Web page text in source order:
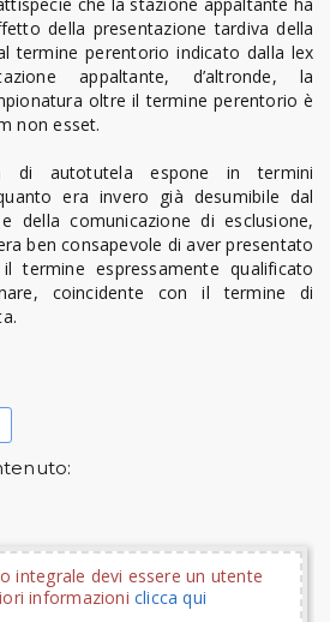
della presentazione tardiva della
termine perentorio indicato dalla lex
appaltante, d’altronde, la
oltre il termine perentorio è
non esset.
di autotutela espone in termini
era invero già desumibile dal
della comunicazione di esclusione,
ben consapevole di aver presentato
termine espressamente qualificato
coincidente con il termine di
integrale devi essere un utente
informazioni clicca qui